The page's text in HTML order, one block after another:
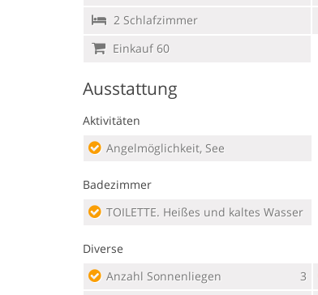
2 Schlafzimmer
Einkauf 60
Ausstattung
Aktivitäten
Angelmöglichkeit, See
Badezimmer
TOILETTE. Heißes und kaltes Wasser
Diverse
Anzahl Sonnenliegen
3